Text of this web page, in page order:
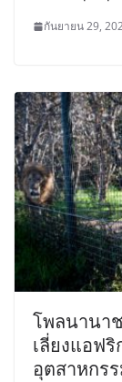
กันยายน 29,
โพลนานา
เลี่ยงแอฟ
อุตสาหกรร